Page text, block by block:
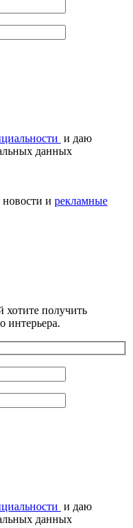
и даю
данных
и рекламные
хотите получить
интерьера.
и даю
данных